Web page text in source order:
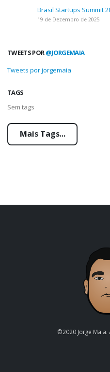
Brasil Startups Summit
19 de Dezembro de 2025
TWEETS POR@JORGEMAIA
Tweets por jorgemaia
TAGS
Sem tags
Mais Tags...
©2020 Jorge